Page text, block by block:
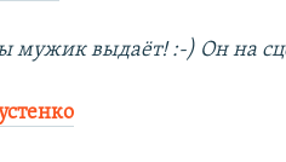
мужик выдаёт! :-) Он на